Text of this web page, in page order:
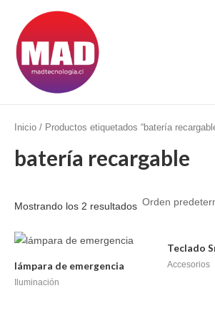
contenido
s
c
pInicio / Productos etiquetados “batería
batería recargable
Mostrando los 2 resultados
lámpara de emergencia
Iluminación
Teclado
Accesorios